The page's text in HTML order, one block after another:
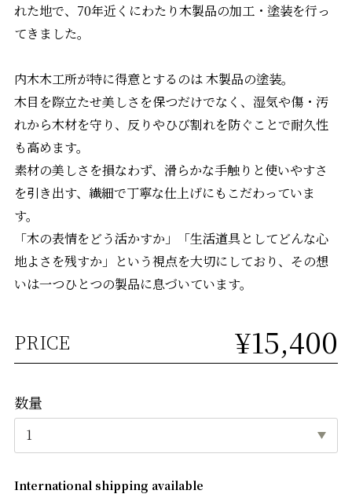
れた地で、70年近くにわたり木製品の加工・塗装を行っ
てきました。
内木木工所が特に得意とするのは 木製品の塗装。
木目を際立たせ美しさを保つだけでなく、湿気や傷・汚
れから木材を守り、反りやひび割れを防ぐことで耐久性
も高めます。
素材の美しさを損なわず、滑らかな手触りと使いやすさ
を引き出す、繊細で丁寧な仕上げにもこだわっていま
す。
「木の表情をどう活かすか」「生活道具としてどんな心
地よさを残すか」という視点を大切にしており、その想
いは一つひとつの製品に息づいています。
PRICE ¥15,400
数量
International shipping available